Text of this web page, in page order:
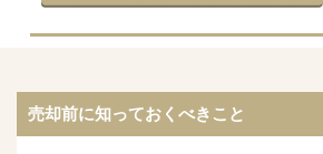
売却前に知っておくべきこと